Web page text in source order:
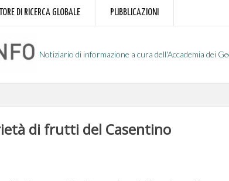
DI RICERCA GLOBALE PUBBLICAZIONI
Notiziario di informazione a cura dell'Accademia dei
di frutti del Casentino